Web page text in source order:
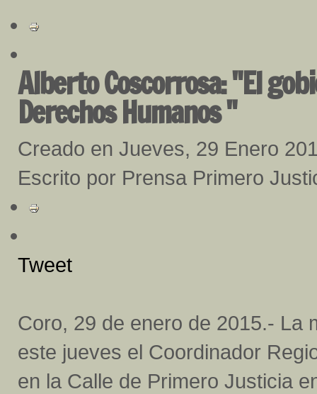
Alberto Coscorrosa: "El
Derechos Humanos "
Creado en Jueves, 29 Enero
Escrito por Prensa Primero
Tweet
Coro, 29 de enero de 2015.- La
este jueves el Coordinador
en la Calle de Primero Justicia